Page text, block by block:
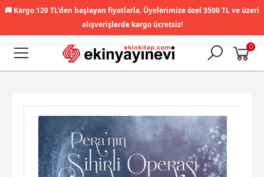
🚚 Kargo 120 TL'den başlayan fiyatlarla. Üyelerimize özel 3500 TL ve üzeri
alışverişlerde kargo ücretsiz!
0